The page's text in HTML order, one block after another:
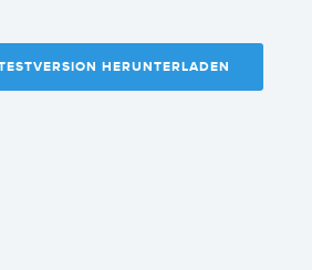
HERUNTERLADEN